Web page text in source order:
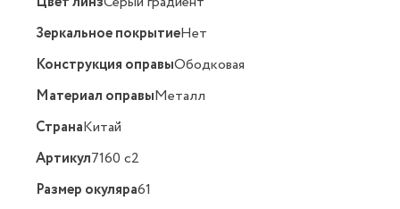
Зеркальное покрытиеНет
Конструкция оправыОбодковая
Материал оправыМеталл
СтранаКитай
Артикул7160 c2
Размер окуляра61